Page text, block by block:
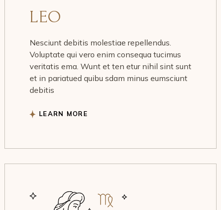
LEO
Nesciunt debitis molestiae repellendus.
Voluptate qui vero enim consequa tucimus
veritatis ema. Wunt et ten etur nihil sint sunt
et in pariatued quibu sdam minus eumsciunt
debitis
LEARN MORE